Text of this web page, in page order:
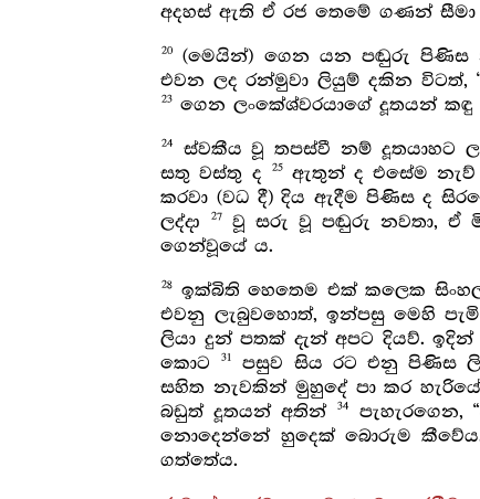
අදහස් ඇති ඒ රජ තෙමේ ගණන් සීමා
20 (මෙයින්) ගෙන යන පඬුරු පිණිස
එවන ලද රන්මුවා ලියුම් දකින විටත්,
23 ගෙන ලංකේශ්වරයාගේ දූතයන්
24
ස්වකීය වූ තපස්වී නම් දූතයාහට
සතු වස්තු ද
25ඇතුන් ද එසේම නැව්
කරවා (වධ දී) දිය ඇදීම පිණිස ද
ලද්දා
27
වූ සරු වූ පඬුරු නවතා, ඒ
ගෙන්වූයේ ය.
28
ඉක්බිති හෙතෙම එක් කලෙක
එවනු ලැබුවහොත්, ඉන්පසු මෙහි
ලියා දුන් පතක් දැන් අපට දියව්.
කොට
31 පසුව සිය රට එනු පිණිස
සහිත නැවකින් මුහුදේ පා කර
බඩුත් දූතයන් අතින්
34
නොදෙන්නේ හුදෙක් බොරුම කීවේය.
ගත්තේය.